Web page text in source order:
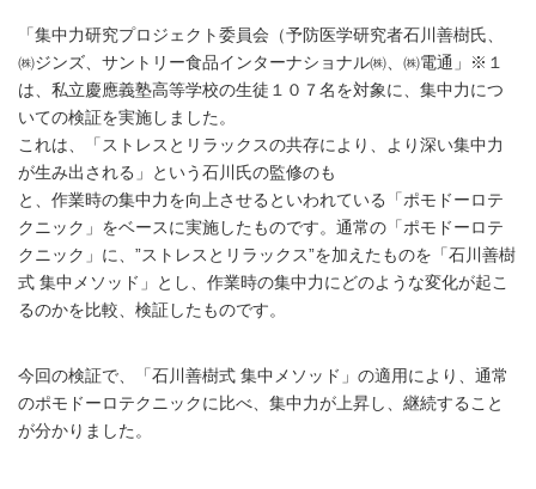
「集中力研究プロジェクト委員会（予防医学研究者石川善樹氏、
㈱ジンズ、サントリー食品インターナショナル㈱、㈱電通」※１
は、私立慶應義塾高等学校の生徒１０７名を対象に、集中力につ
いての検証を実施しました。
これは、「ストレスとリラックスの共存により、より深い集中力
が生み出される」という石川氏の監修のも
と、作業時の集中力を向上させるといわれている「ポモドーロテ
クニック」をベースに実施したものです。通常の「ポモドーロテ
クニック」に、”ストレスとリラックス”を加えたものを「石川善樹
式 集中メソッド」とし、作業時の集中力にどのような変化が起こ
るのかを比較、検証したものです。
今回の検証で、「石川善樹式 集中メソッド」の適用により、通常
のポモドーロテクニックに比べ、集中力が上昇し、継続すること
が分かりました。